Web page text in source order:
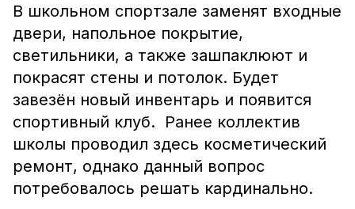
В школьном спортзале заменят входные
двери, напольное покрытие,
светильники, а также зашпаклюют и
покрасят стены и потолок. Будет
завезён новый инвентарь и появится
спортивный клуб. Ранее коллектив
школы проводил здесь косметический
ремонт, однако данный вопрос
потребовалось решать кардинально.